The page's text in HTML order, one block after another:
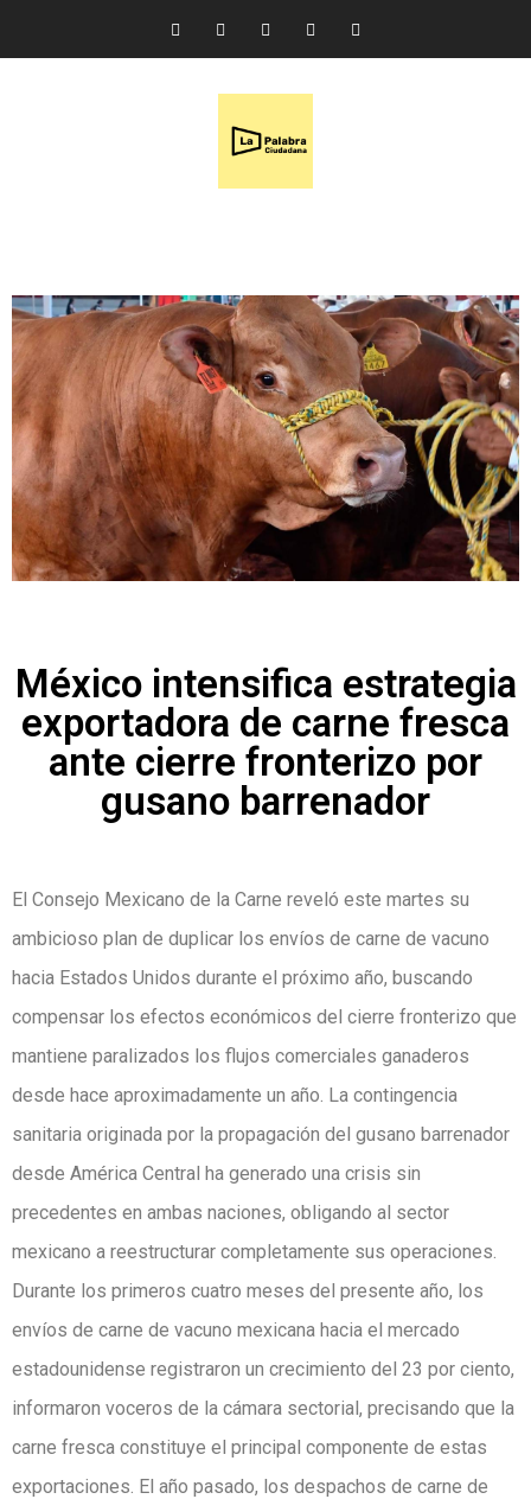
México intensifica estrategia
exportadora de carne fresca
ante cierre fronterizo por
gusano barrenador
El Consejo Mexicano de la Carne reveló este martes su
ambicioso plan de duplicar los envíos de carne de vacuno
hacia Estados Unidos durante el próximo año, buscando
compensar los efectos económicos del cierre fronterizo que
mantiene paralizados los flujos comerciales ganaderos
desde hace aproximadamente un año. La contingencia
sanitaria originada por la propagación del gusano barrenador
desde América Central ha generado una crisis sin
precedentes en ambas naciones, obligando al sector
mexicano a reestructurar completamente sus operaciones.
Durante los primeros cuatro meses del presente año, los
envíos de carne de vacuno mexicana hacia el mercado
estadounidense registraron un crecimiento del 23 por ciento,
informaron voceros de la cámara sectorial, precisando que la
carne fresca constituye el principal componente de estas
exportaciones. El año pasado, los despachos de carne de